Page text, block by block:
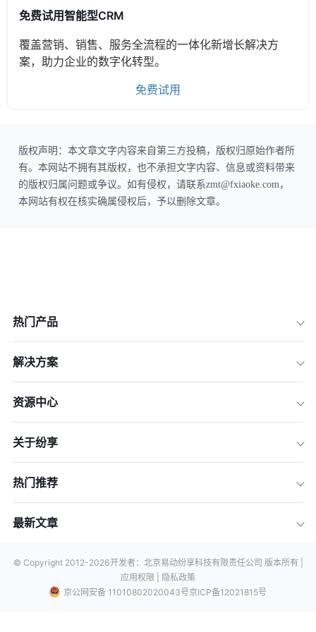
免费试用智能型CRM
覆盖营销、销售、服务全流程的一体化新增长解决方
案，助力企业的数字化转型。
免费试用
版权声明：本文章文字内容来自第三方投稿，版权归原始作者所
有。本网站不拥有其版权，也不承担文字内容、信息或资料带来
的版权归属问题或争议。如有侵权，请联系zmt@fxiaoke.com，
本网站有权在核实确属侵权后，予以删除文章。
热门产品
解决方案
资源中心
关于纷享
热门推荐
最新文章
© Copyright 2012-2026开发者：北京易动纷享科技有限责任公司 版本所有 |
应用权限 |
隐私政策
京公网安备 11010802020043号京ICP备12021815号